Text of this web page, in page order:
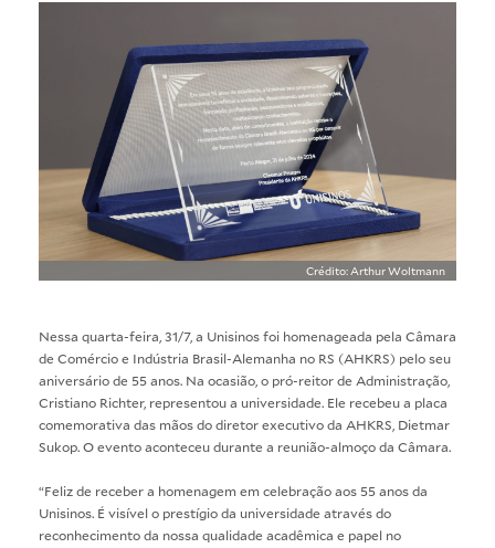
Crédito: Arthur Woltmann
Nessa quarta-feira, 31/7, a Unisinos foi homenageada pela Câmara
de Comércio e Indústria Brasil-Alemanha no RS (AHKRS) pelo seu
aniversário de 55 anos. Na ocasião, o pró-reitor de Administração,
Cristiano Richter, representou a universidade. Ele recebeu a placa
comemorativa das mãos do diretor executivo da AHKRS, Dietmar
Sukop. O evento aconteceu durante a reunião-almoço da Câmara.
“Feliz de receber a homenagem em celebração aos 55 anos da
Unisinos. É visível o prestígio da universidade através do
reconhecimento da nossa qualidade acadêmica e papel no